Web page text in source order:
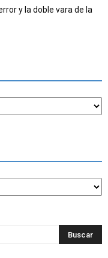
y la doble vara de la